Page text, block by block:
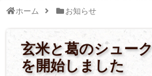
ホーム お知らせ
玄米と葛のシュー
を開始しました